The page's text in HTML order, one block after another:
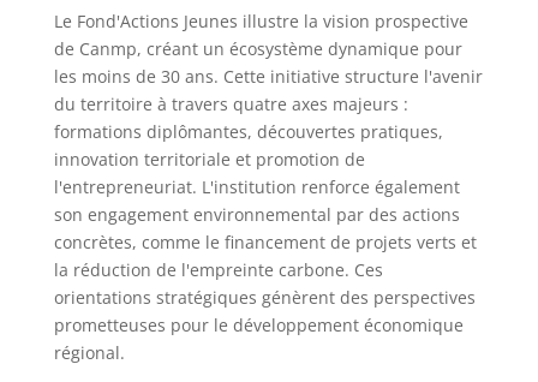
Le Fond'Actions Jeunes illustre la vision prospective
de Canmp, créant un écosystème dynamique pour
les moins de 30 ans. Cette initiative structure l'avenir
du territoire à travers quatre axes majeurs :
formations diplômantes, découvertes pratiques,
innovation territoriale et promotion de
l'entrepreneuriat. L'institution renforce également
son engagement environnemental par des actions
concrètes, comme le financement de projets verts et
la réduction de l'empreinte carbone. Ces
orientations stratégiques génèrent des perspectives
prometteuses pour le développement économique
régional.